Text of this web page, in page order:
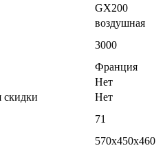
GX200
воздушная
3000
Франция
Нет
скидки
Нет
71
570x450x460